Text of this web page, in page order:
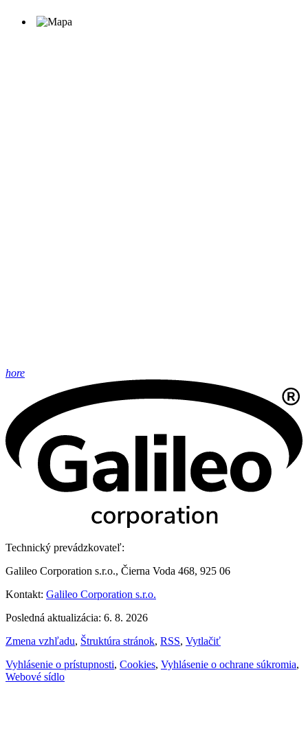
hore
Technický prevádzkovateľ:
Galileo Corporation s.r.o., Čierna Voda 468, 925 06
Kontakt: Galileo Corporation s.r.o.
Posledná aktualizácia: 6. 8. 2026
Zmena vzhľadu, Štruktúra stránok, RSS, Vytlačiť
Vyhlásenie o prístupnosti, Cookies, Vyhlásenie o ochrane súkromia,
Webové sídlo